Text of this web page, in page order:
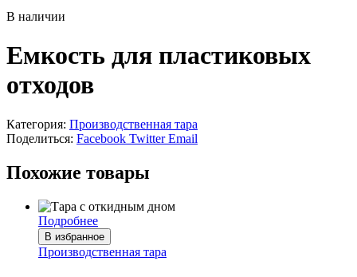
В наличии
Емкость для пластиковых
отходов
Категория: Производственная тара
Поделиться: Facebook Twitter Email
Похожие товары
Подробнее
В избранное
Производственная тара